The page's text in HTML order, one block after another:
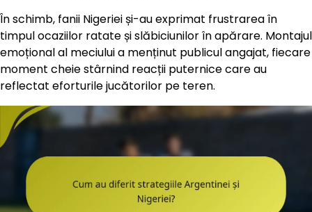
În schimb, fanii Nigeriei și-au exprimat frustrarea în
timpul ocaziilor ratate și slăbiciunilor în apărare. Montajul
emoțional al meciului a menținut publicul angajat, fiecare
moment cheie stârnind reacții puternice care au
reflectat eforturile jucătorilor pe teren.